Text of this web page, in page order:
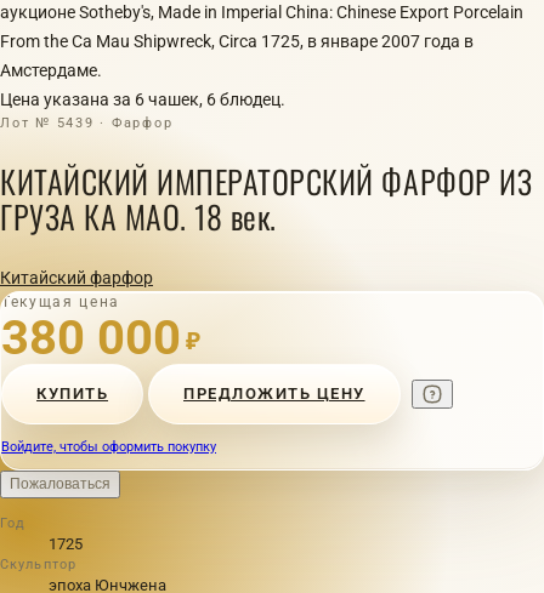
аукционе Sotheby's, Made in Imperial China: Chinese Export Porcelain
From the Ca Mau Shipwreck, Circa 1725, в январе 2007 года в
Амстердаме.
Цена указана за 6 чашек, 6 блюдец.
Лот № 5439 · Фарфор
КИТАЙСКИЙ ИМПЕРАТОРСКИЙ ФАРФОР ИЗ
ГРУЗА КА МАО. 18 век.
Китайский фарфор
Текущая цена
380 000 ₽
КУПИТЬ ПРЕДЛОЖИТЬ ЦЕНУ
Войдите, чтобы оформить покупку
Пожаловаться
Год
1725
Скульптор
эпоха Юнчжена